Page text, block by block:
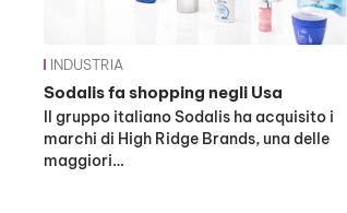
INDUSTRIA
Sodalis fa shopping negli Usa
Il gruppo italiano Sodalis ha acquisito i
marchi di High Ridge Brands, una delle
maggiori…